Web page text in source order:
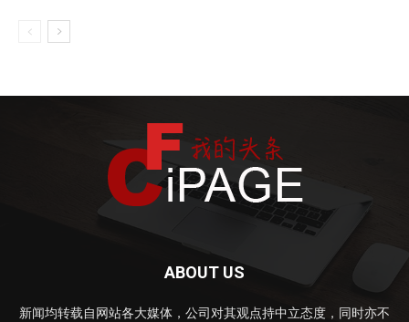
ABOUT US
新闻均转载自网站各大媒体，公司对其观点持中立态度，同时亦不